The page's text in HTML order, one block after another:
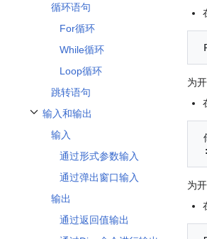
循环语句
For循环
While循环
Loop循环
跳转语句
输入和输出
开关输入和输出子章节
输入
通过形式参数输入
通过弹出窗口输入
输出
通过返回值输出
为
为